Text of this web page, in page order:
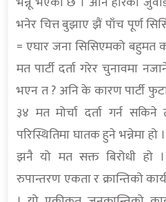
भनेर चित्त बुझाए झैं पाँच पूर्ण
= एघार जना सिसिएमको बहुमत
मत पार्टी दर्ता गरेर चुनावमा
भएन त ? अनि के कारण पार्टी
३४ मत मोर्चा दर्ता गर्न सकिने
परिस्थितिमा घातक हुने भन्नेमा
झनै यो मत सक्त बिरोधी हो ।
रुपान्तरण एकता र क्रान्तिको